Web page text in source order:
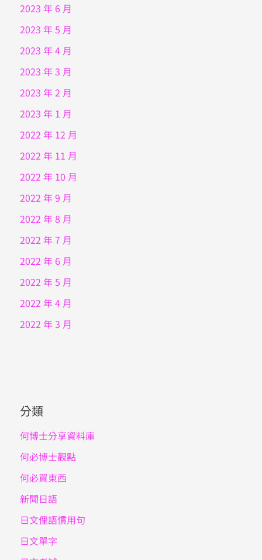
2023 年 6 月
2023 年 5 月
2023 年 4 月
2023 年 3 月
2023 年 2 月
2023 年 1 月
2022 年 12 月
2022 年 11 月
2022 年 10 月
2022 年 9 月
2022 年 8 月
2022 年 7 月
2022 年 6 月
2022 年 5 月
2022 年 4 月
2022 年 3 月
分類
何博士分享資料庫
何必博士觀點
何必買東西
新聞日語
日文俚語慣用句
日文單字